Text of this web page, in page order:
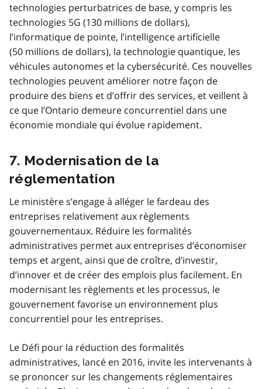
technologies perturbatrices de base, y compris les
technologies 5G (130 millions de dollars),
l’informatique de pointe, l’intelligence artificielle
(50 millions de dollars), la technologie quantique, les
véhicules autonomes et la cybersécurité. Ces nouvelles
technologies peuvent améliorer notre façon de
produire des biens et d’offrir des services, et veillent à
ce que l’Ontario demeure concurrentiel dans une
économie mondiale qui évolue rapidement.
7. Modernisation de la
réglementation
Le ministère s’engage à alléger le fardeau des
entreprises relativement aux règlements
gouvernementaux. Réduire les formalités
administratives permet aux entreprises d’économiser
temps et argent, ainsi que de croître, d’investir,
d’innover et de créer des emplois plus facilement. En
modernisant les règlements et les processus, le
gouvernement favorise un environnement plus
concurrentiel pour les entreprises.
Le Défi pour la réduction des formalités
administratives, lancé en 2016, invite les intervenants à
se prononcer sur les changements réglementaires